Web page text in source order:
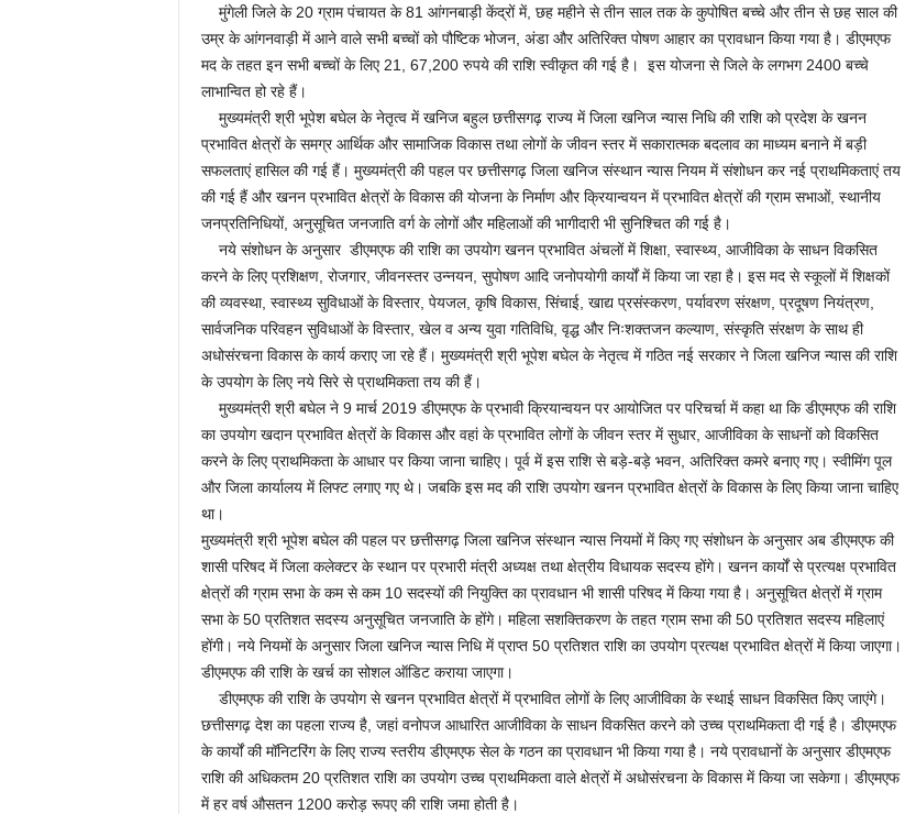
मुंगेली जिले के 20 ग्राम पंचायत के 81 आंगनबाड़ी केंद्रों में, छह महीने से तीन साल तक के कुपोषित बच्चे और तीन से छह साल की
उम्र के आंगनवाड़ी में आने वाले सभी बच्चों को पौष्टिक भोजन, अंडा और अतिरिक्त पोषण आहार का प्रावधान किया गया है। डीएमएफ
मद के तहत इन सभी बच्चों के लिए 21, 67,200 रुपये की राशि स्वीकृत की गई है। इस योजना से जिले के लगभग 2400 बच्चे
लाभान्वित हो रहे हैं।
मुख्यमंत्री श्री भूपेश बघेल के नेतृत्व में खनिज बहुल छत्तीसगढ़ राज्य में जिला खनिज न्यास निधि की राशि को प्रदेश के खनन
प्रभावित क्षेत्रों के समग्र आर्थिक और सामाजिक विकास तथा लोगों के जीवन स्तर में सकारात्मक बदलाव का माध्यम बनाने में बड़ी
सफलताएं हासिल की गई हैं। मुख्यमंत्री की पहल पर छत्तीसगढ़ जिला खनिज संस्थान न्यास नियम में संशोधन कर नई प्राथमिकताएं तय
की गई हैं और खनन प्रभावित क्षेत्रों के विकास की योजना के निर्माण और क्रियान्वयन में प्रभावित क्षेत्रों की ग्राम सभाओं, स्थानीय
जनप्रतिनिधियों, अनुसूचित जनजाति वर्ग के लोगों और महिलाओं की भागीदारी भी सुनिश्चित की गई है।
नये संशोधन के अनुसार डीएमएफ की राशि का उपयोग खनन प्रभावित अंचलों में शिक्षा, स्वास्थ्य, आजीविका के साधन विकसित
करने के लिए प्रशिक्षण, रोजगार, जीवनस्तर उन्नयन, सुपोषण आदि जनोपयोगी कार्यों में किया जा रहा है। इस मद से स्कूलों में शिक्षकों
की व्यवस्था, स्वास्थ्य सुविधाओं के विस्तार, पेयजल, कृषि विकास, सिंचाई, खाद्य प्रसंस्करण, पर्यावरण संरक्षण, प्रदूषण नियंत्रण,
सार्वजनिक परिवहन सुविधाओं के विस्तार, खेल व अन्य युवा गतिविधि, वृद्ध और निःशक्तजन कल्याण, संस्कृति संरक्षण के साथ ही
अधोसंरचना विकास के कार्य कराए जा रहे हैं। मुख्यमंत्री श्री भूपेश बघेल के नेतृत्व में गठित नई सरकार ने जिला खनिज न्यास की राशि
के उपयोग के लिए नये सिरे से प्राथमिकता तय की हैं।
मुख्यमंत्री श्री बघेल ने 9 मार्च 2019 डीएमएफ के प्रभावी क्रियान्वयन पर आयोजित पर परिचर्चा में कहा था कि डीएमएफ की राशि
का उपयोग खदान प्रभावित क्षेत्रों के विकास और वहां के प्रभावित लोगों के जीवन स्तर में सुधार, आजीविका के साधनों को विकसित
करने के लिए प्राथमिकता के आधार पर किया जाना चाहिए। पूर्व में इस राशि से बड़े-बड़े भवन, अतिरिक्त कमरे बनाए गए। स्वीमिंग पूल
और जिला कार्यालय में लिफ्ट लगाए गए थे। जबकि इस मद की राशि उपयोग खनन प्रभावित क्षेत्रों के विकास के लिए किया जाना चाहिए
था।
मुख्यमंत्री श्री भूपेश बघेल की पहल पर छत्तीसगढ़ जिला खनिज संस्थान न्यास नियमों में किए गए संशोधन के अनुसार अब डीएमएफ की
शासी परिषद में जिला कलेक्टर के स्थान पर प्रभारी मंत्री अध्यक्ष तथा क्षेत्रीय विधायक सदस्य होंगे। खनन कार्यों से प्रत्यक्ष प्रभावित
क्षेत्रों की ग्राम सभा के कम से कम 10 सदस्यों की नियुक्ति का प्रावधान भी शासी परिषद में किया गया है। अनुसूचित क्षेत्रों में ग्राम
सभा के 50 प्रतिशत सदस्य अनुसूचित जनजाति के होंगे। महिला सशक्तिकरण के तहत ग्राम सभा की 50 प्रतिशत सदस्य महिलाएं
होंगी। नये नियमों के अनुसार जिला खनिज न्यास निधि में प्राप्त 50 प्रतिशत राशि का उपयोग प्रत्यक्ष प्रभावित क्षेत्रों में किया जाएगा।
डीएमएफ की राशि के खर्च का सोशल ऑडिट कराया जाएगा।
डीएमएफ की राशि के उपयोग से खनन प्रभावित क्षेत्रों में प्रभावित लोगों के लिए आजीविका के स्थाई साधन विकसित किए जाएंगे।
छत्तीसगढ़ देश का पहला राज्य है, जहां वनोपज आधारित आजीविका के साधन विकसित करने को उच्च प्राथमिकता दी गई है। डीएमएफ
के कार्यों की मॉनिटरिंग के लिए राज्य स्तरीय डीएमएफ सेल के गठन का प्रावधान भी किया गया है। नये प्रावधानों के अनुसार डीएमएफ
राशि की अधिकतम 20 प्रतिशत राशि का उपयोग उच्च प्राथमिकता वाले क्षेत्रों में अधोसंरचना के विकास में किया जा सकेगा। डीएमएफ
में हर वर्ष औसतन 1200 करोड़ रूपए की राशि जमा होती है।